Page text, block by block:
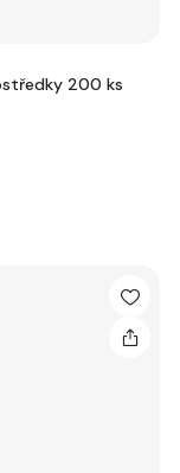
200 ks